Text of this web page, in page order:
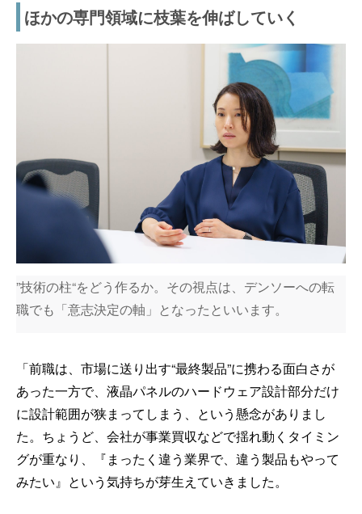
ほかの専門領域に枝葉を伸ばしていく
”技術の柱“をどう作るか。その視点は、デンソーへの転
職でも「意志決定の軸」となったといいます。
「前職は、市場に送り出す“最終製品”に携わる面白さが
あった一方で、液晶パネルのハードウェア設計部分だけ
に設計範囲が狭まってしまう、という懸念がありまし
た。ちょうど、会社が事業買収などで揺れ動くタイミン
グが重なり、『まったく違う業界で、違う製品もやって
みたい』という気持ちが芽生えていきました。